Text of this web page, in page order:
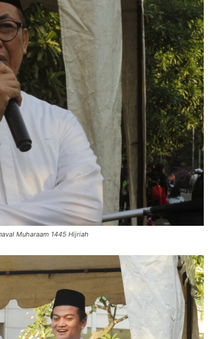
Muharaam 1445 Hijriah